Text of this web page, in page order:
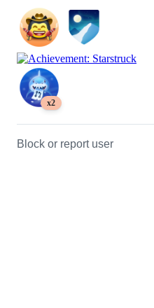
x2
Block or report user